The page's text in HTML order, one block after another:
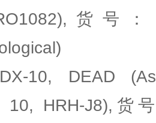
货号：
10, DEAD
10, HRH-J8),货